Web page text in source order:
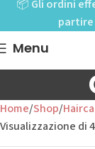
📦 Gli ordini
partire
Menu
Home Shop
Visualizzazione di